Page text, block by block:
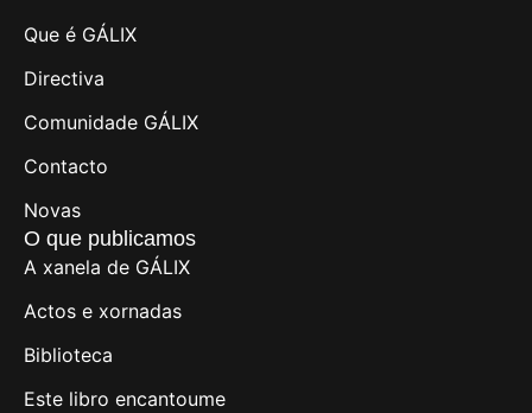
Que é GÁLIX
Directiva
Comunidade GÁLIX
Contacto
Novas
O que publicamos
A xanela de GÁLIX
Actos e xornadas
Biblioteca
Este libro encantoume